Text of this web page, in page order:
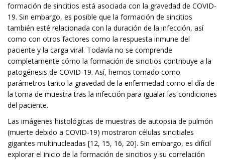
formación de sincitios está asociada con la gravedad de COVID-
19. Sin embargo, es posible que la formación de sincitios
también esté relacionada con la duración de la infección, así
como con otros factores como la respuesta inmune del
paciente y la carga viral. Todavía no se comprende
completamente cómo la formación de sincitios contribuye a la
patogénesis de COVID-19. Así, hemos tomado como
parámetros tanto la gravedad de la enfermedad como el día de
la toma de muestra tras la infección para igualar las condiciones
del paciente.
Las imágenes histológicas de muestras de autopsia de pulmón
(muerte debido a COVID-19) mostraron células sincitiales
gigantes multinucleadas [12, 15, 16, 20]. Sin embargo, es difícil
explorar el inicio de la formación de sincitios y su correlación